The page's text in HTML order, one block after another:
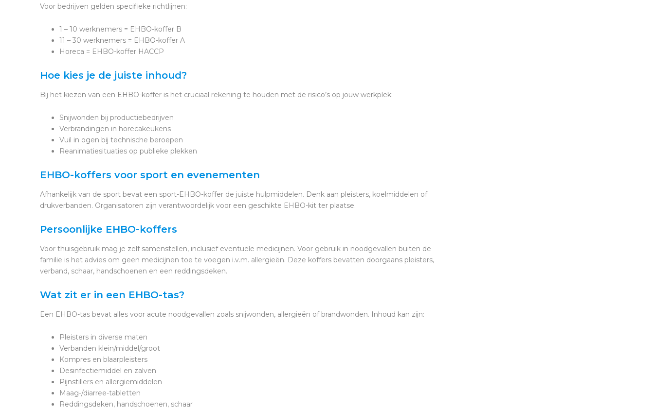
Voor bedrijven gelden specifieke richtlijnen:
1 – 10 werknemers = EHBO-koffer B
11 – 30 werknemers = EHBO-koffer A
Horeca = EHBO-koffer HACCP
Hoe kies je de juiste inhoud?
Bij het kiezen van een EHBO-koffer is het cruciaal rekening te houden met de risico’s op jouw werkplek:
Snijwonden bij productiebedrijven
Verbrandingen in horecakeukens
Vuil in ogen bij technische beroepen
Reanimatiesituaties op publieke plekken
EHBO-koffers voor sport en evenementen
Afhankelijk van de sport bevat een sport-EHBO-koffer de juiste hulpmiddelen. Denk aan pleisters, koelmiddelen of
drukverbanden. Organisatoren zijn verantwoordelijk voor een geschikte EHBO-kit ter plaatse.
Persoonlijke EHBO-koffers
Voor thuisgebruik mag je zelf samenstellen, inclusief eventuele medicijnen. Voor gebruik in noodgevallen buiten de
familie is het advies om geen medicijnen toe te voegen i.v.m. allergieën. Deze koffers bevatten doorgaans pleisters,
verband, schaar, handschoenen en een reddingsdeken.
Wat zit er in een EHBO-tas?
Een EHBO-tas bevat alles voor acute noodgevallen zoals snijwonden, allergieën of brandwonden. Inhoud kan zijn:
Pleisters in diverse maten
Verbanden klein/middel/groot
Kompres en blaarpleisters
Desinfectiemiddel en zalven
Pijnstillers en allergiemiddelen
Maag-/diarree-tabletten
Reddingsdeken, handschoenen, schaar